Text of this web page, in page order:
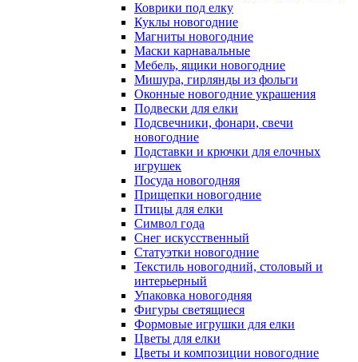
Коврики под елку
Куклы новогодние
Магниты новогодние
Маски карнавальные
Мебель, ящики новогодние
Мишура, гирлянды из фольги
Оконные новогодние украшения
Подвески для елки
Подсвечники, фонари, свечи
новогодние
Подставки и крючки для елочных
игрушек
Посуда новогодняя
Прищепки новогодние
Птицы для елки
Символ года
Снег искусственный
Статуэтки новогодние
Текстиль новогодний, столовый и
интерьерный
Упаковка новогодняя
Фигуры светящиеся
Формовые игрушки для елки
Цветы для елки
Цветы и композиции новогодние